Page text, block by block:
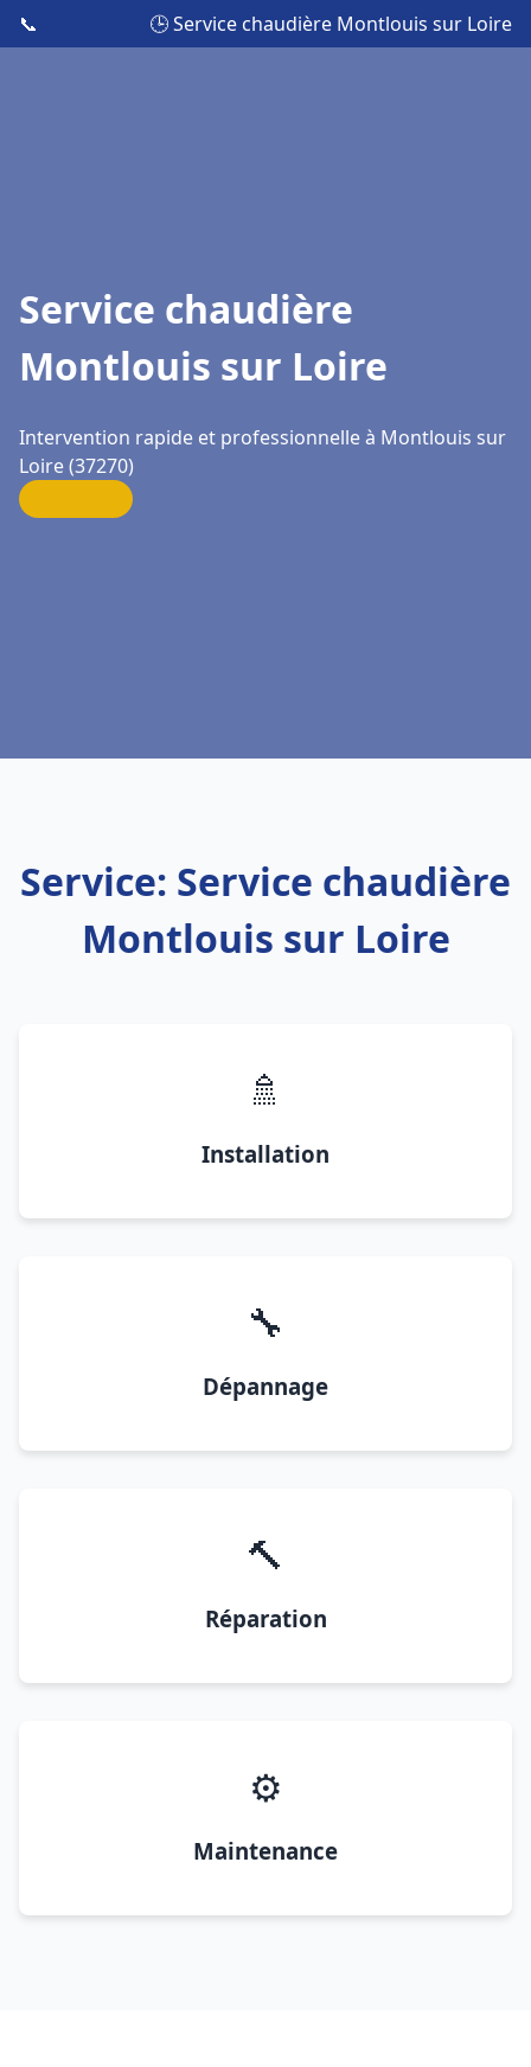
📞 🕒 Service chaudière Montlouis sur Loire
Service chaudière
Montlouis sur Loire
Intervention rapide et professionnelle à Montlouis sur
Loire (37270)
Service: Service chaudière
Montlouis sur Loire
🚿
Installation
🔧
Dépannage
🔨
Réparation
⚙️
Maintenance